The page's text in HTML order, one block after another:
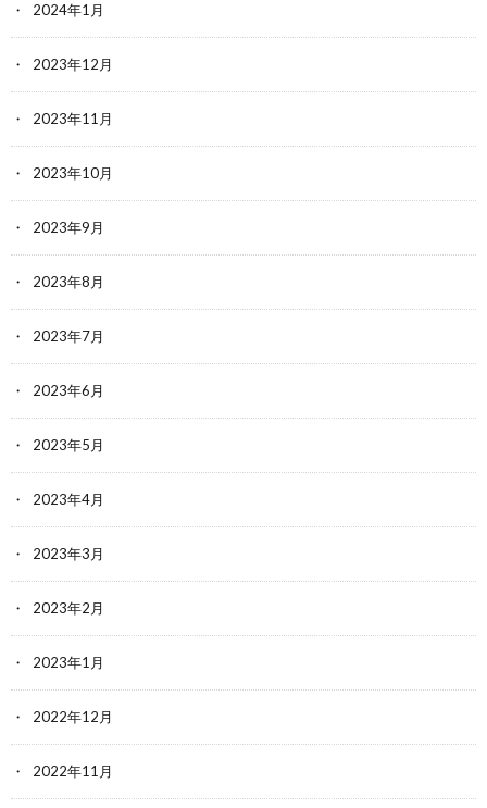
2024年1月
2023年12月
2023年11月
2023年10月
2023年9月
2023年8月
2023年7月
2023年6月
2023年5月
2023年4月
2023年3月
2023年2月
2023年1月
2022年12月
2022年11月